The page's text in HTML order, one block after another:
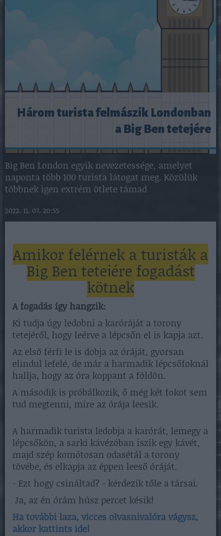
Három turista felmászik Londonban
a Big Ben tetejére
Big Ben London egyik nevezetessége, amelyet
naponta több 100 turista látogat meg. Közülük
többnek igen extrém ötlete támad
2022. 11. 07. 20:55
Amikor felérnek a turisták a
Big Ben tetejére fogadást
kötnek
A fogadás így hangzik:
Ki tudja úgy ledobni a karóráját a torony
tetejéről, hogy leérve a lépcsőn el is kapja azt.
Az első férfi le is dobja az óráját, gyorsan
elindul lefelé, de már a harmadik lépcsőfoknál
hallja, hogy az óra koppant a földön.
A második is próbálkozik, ő még két fokot sem
tud megtenni, mire az órája leesik.
A harmadik turista ledobja a karórát, lemegy a
lépcsőkön, a sarki kávézóban iszik egy kávét,
majd szép komótosan odasétál a torony
tövébe, és elkapja az éppen leeső óráját.
- Ezt hogy csináltad? - kérdezik tőle a társai.
Ja, az én órám húsz percet késik!
Ha további laza, vicces olvasnivalóra vágysz,
akkor kattints ide!